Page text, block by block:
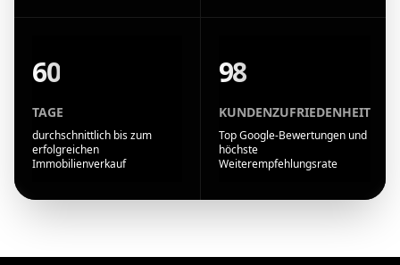
60
TAGE
durchschnittlich bis zum
erfolgreichen
Immobilienverkauf
98
KUNDENZUFRIEDENHEIT
Top Google-Bewertungen und
höchste
Weiterempfehlungsrate